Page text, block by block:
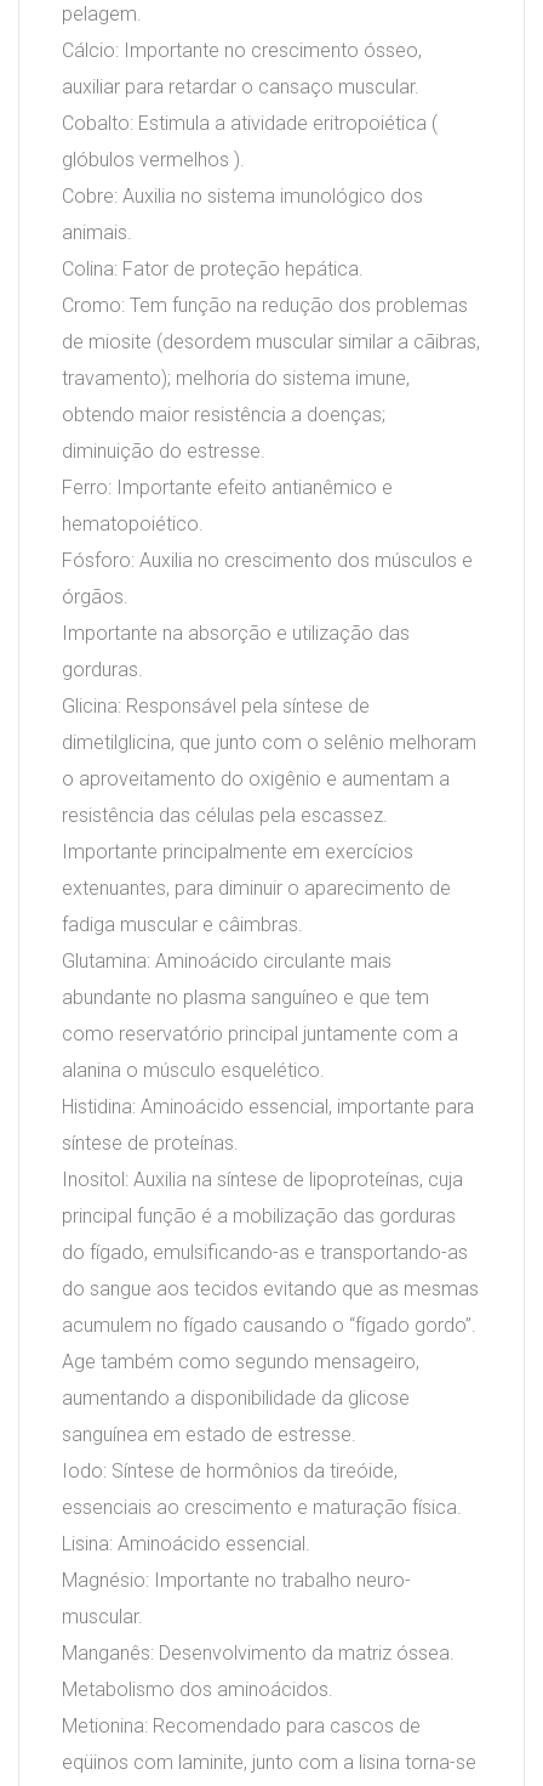
pelagem.
Cálcio: Importante no crescimento ósseo,
auxiliar para retardar o cansaço muscular.
Cobalto: Estimula a atividade eritropoiética (
glóbulos vermelhos ).
Cobre: Auxilia no sistema imunológico dos
animais.
Colina: Fator de proteção hepática.
Cromo: Tem função na redução dos problemas
de miosite (desordem muscular similar a cãibras,
travamento); melhoria do sistema imune,
obtendo maior resistência a doenças;
diminuição do estresse.
Ferro: Importante efeito antianêmico e
hematopoiético.
Fósforo: Auxilia no crescimento dos músculos e
órgãos.
Importante na absorção e utilização das
gorduras.
Glicina: Responsável pela síntese de
dimetilglicina, que junto com o selênio melhoram
o aproveitamento do oxigênio e aumentam a
resistência das células pela escassez.
Importante principalmente em exercícios
extenuantes, para diminuir o aparecimento de
fadiga muscular e câimbras.
Glutamina: Aminoácido circulante mais
abundante no plasma sanguíneo e que tem
como reservatório principal juntamente com a
alanina o músculo esquelético.
Histidina: Aminoácido essencial, importante para
síntese de proteínas.
Inositol: Auxilia na síntese de lipoproteínas, cuja
principal função é a mobilização das gorduras
do fígado, emulsificando-as e transportando-as
do sangue aos tecidos evitando que as mesmas
acumulem no fígado causando o “fígado gordo”.
Age também como segundo mensageiro,
aumentando a disponibilidade da glicose
sanguínea em estado de estresse.
Iodo: Síntese de hormônios da tireóide,
essenciais ao crescimento e maturação física.
Lisina: Aminoácido essencial.
Magnésio: Importante no trabalho neuro-
muscular.
Manganês: Desenvolvimento da matriz óssea.
Metabolismo dos aminoácidos.
Metionina: Recomendado para cascos de
eqüinos com laminite, junto com a lisina torna-se